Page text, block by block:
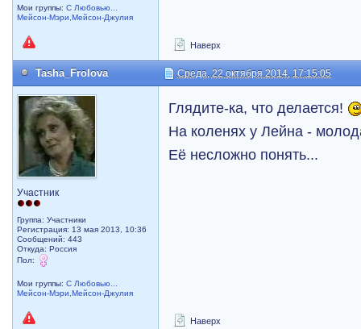
Мои группы:С Любовью...
Мейсон-Мэри,Мейсон-Джулия
Наверх
Tasha_Frolova Среда, 22 октября 2014, 17:15:05
Участник
Группа: Участники
Регистрация: 13 мая 2013, 10:36
Сообщений: 443
Откуда: Россия
Пол:
Мои группы:С Любовью...
Мейсон-Мэри,Мейсон-Джулия
Глядите-ка, что делается!
На коленях у Лейна -
Её несложно понять...
Наверх